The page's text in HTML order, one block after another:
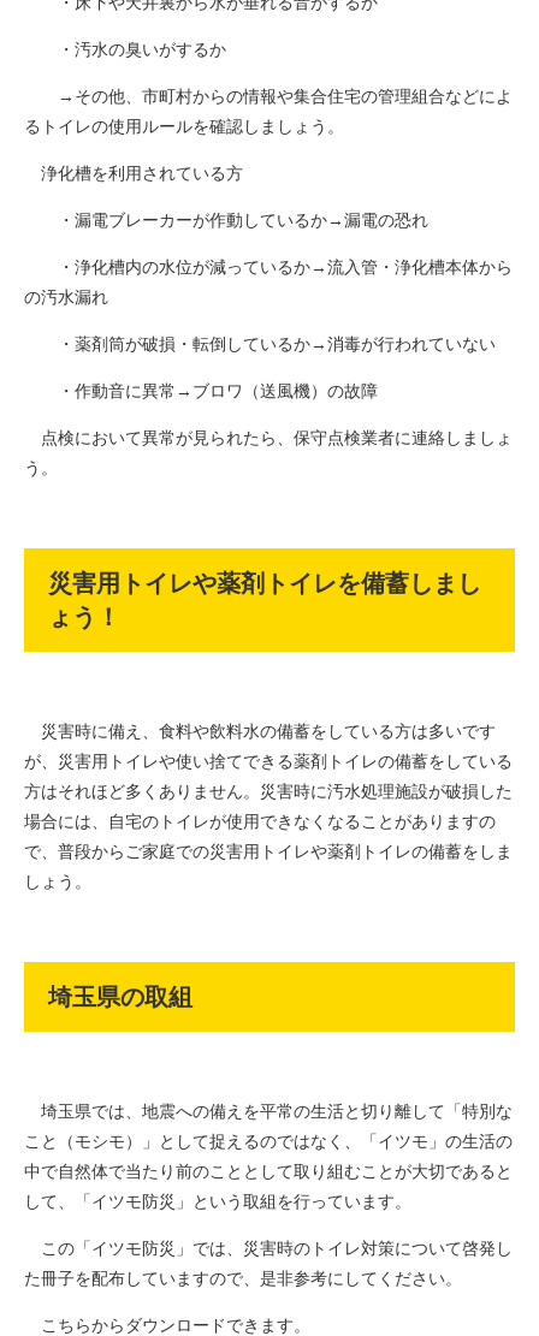
・汚水の臭いがするか
→その他、市町村からの情報や集合住宅の管理組合などによ
るトイレの使用ルールを確認しましょう。
浄化槽を利用されている方
・漏電ブレーカーが作動しているか→漏電の恐れ
・浄化槽内の水位が減っているか→流入管・浄化槽本体から
の汚水漏れ
・薬剤筒が破損・転倒しているか→消毒が行われていない
・作動音に異常→ブロワ（送風機）の故障
点検において異常が見られたら、保守点検業者に連絡しましょ
う。
災害用トイレや薬剤トイレを備蓄しまし
ょう！
災害時に備え、食料や飲料水の備蓄をしている方は多いです
が、災害用トイレや使い捨てできる薬剤トイレの備蓄をしている
方はそれほど多くありません。災害時に汚水処理施設が破損した
場合には、自宅のトイレが使用できなくなることがありますの
で、普段からご家庭での災害用トイレや薬剤トイレの備蓄をしま
しょう。
埼玉県の取組
埼玉県では、地震への備えを平常の生活と切り離して「特別な
こと（モシモ）」として捉えるのではなく、「イツモ」の生活の
中で自然体で当たり前のこととして取り組むことが大切であると
して、「イツモ防災」という取組を行っています。
この「イツモ防災」では、災害時のトイレ対策について啓発し
た冊子を配布していますので、是非参考にしてください。
こちらからダウンロードできます。